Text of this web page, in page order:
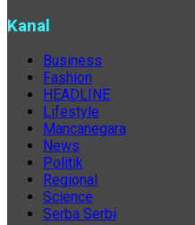
Kanal
Business
Fashion
HEADLINE
Lifestyle
Mancanegara
News
Politik
Regional
Science
Serba Serbi